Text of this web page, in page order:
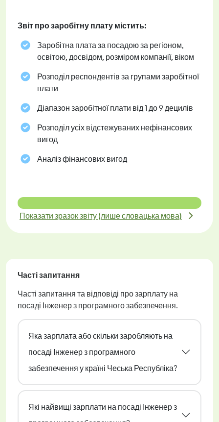
Звіт про заробітну плату містить:
Заробітна плата за посадою за регіоном,
освітою, досвідом, розміром компанії, віком
Розподіл респондентів за групами заробітної
плати
Діапазон заробітної плати від 1 до 9 децилів
Розподіл усіх відстежуваних нефінансових
вигод
Аналіз фінансових вигод
Показати зразок звіту (лише словацька мова)
Часті запитання
Часті запитання та відповіді про зарплату на
посаді Інженер з програмного забезпечення.
Яка зарплата або скільки заробляють на
посаді Інженер з програмного
забезпечення у країні Чеська Республіка?
Які найвищі зарплати на посаді Інженер з